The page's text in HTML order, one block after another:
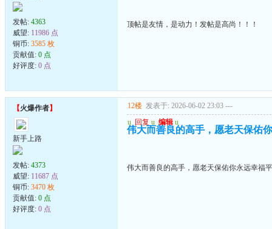
发帖: 4363
威望: 11986 点
铜币: 3585 枚
贡献值: 0 点
好评度: 0 点
顶帖是友情，是动力！发帖是高尚！！！
【火爆作者】
新手上路
发帖: 4373
威望: 11687 点
铜币: 3470 枚
贡献值: 0 点
好评度: 0 点
12楼 发表于: 2026-06-02 23:03 ---
u 回复 u 编辑 u
伟大而善良的高手，愿老天保佑
伟大而善良的高手，愿老天保佑你永远幸福